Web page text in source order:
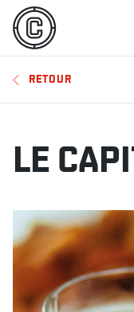
MENU
OFFRES
HORAIRE
RETOUR
LE